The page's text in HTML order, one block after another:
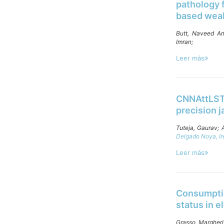
pathology
based
Butt, Naveed
Imran;
Leer más
precision
Tuteja, Gaurav;
Delgado Noya,
Leer más
status in
Grasso,